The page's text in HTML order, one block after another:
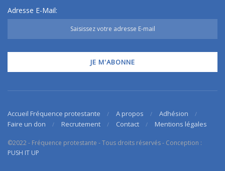
Adresse E-Mail:
Accueil Fréquence protestante A propos
Adhésion
Faire un don
Recrutement Contact Mentions légales
©2022 - Fréquence protestante - Tous droits réservés - Conception :
PUSH IT UP